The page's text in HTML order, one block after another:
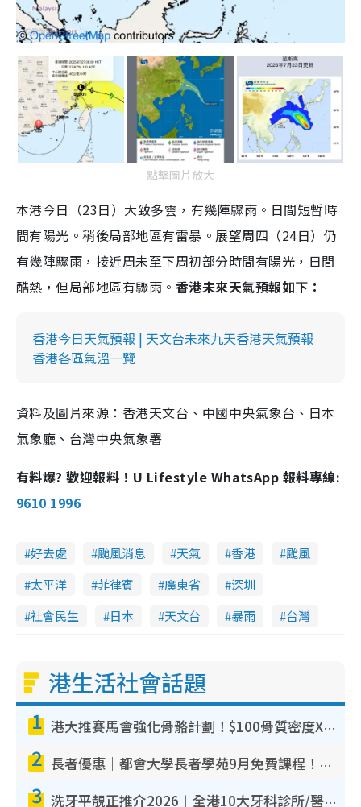
點擊圖片放大
本港今日（23日）大致多雲，有幾陣驟雨。日間短暫時
間有陽光。稍後局部地區有雷暴。展望周四（24日）仍
有幾陣驟雨，接近周未至下周初部分時間有陽光，日間
酷熱，但局部地區有驟雨。 香港未來天氣預報如下：
香港今日天氣預報 | 天文台未來九天香港天氣預報
香港各區氣溫一覽
資料及圖片來源：香港天文台、中國中央氣象台、日本
氣象廳、台灣中央氣象署
有料爆? 歡迎報料！U Lifestyle WhatsApp 報料專線:
9610 1996
好去處 颱風消息 天氣 香港
颱風
太平洋
菲律賓 廣東省
深圳
社會民生
日本 天文台 暴雨 台灣
港生活社會話題
1 港大推賽馬會強化骨骼計劃！$100骨質密度X光檢查 完成免費運動訓練送超市禮券！附參加資格
2 長者優惠｜都會大學長者學苑9月免費課程！多媒體/微電影創作/網絡安全 附報名方法教學
3 洗牙平靚正推介2026︱全港10大牙科診所/醫院懶人包 夜診至8點/鎮靜潔牙/醫療券適用